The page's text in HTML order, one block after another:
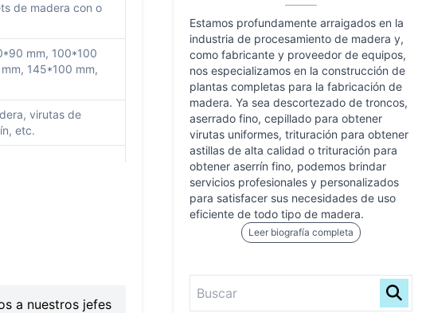
de madera con o
mm, 100*100
145*100 mm,
virutas de
etc.
a nuestros jefes
Estamos profundamente arraigados en la
industria de procesamiento de madera y,
como fabricante y proveedor de equipos,
nos especializamos en la construcción de
plantas completas para la fabricación de
madera. Ya sea descortezado de troncos,
aserrado fino, cepillado para obtener
virutas uniformes, trituración para obtener
astillas de alta calidad o trituración para
obtener aserrín fino, podemos brindar
servicios profesionales y personalizados
para satisfacer sus necesidades de uso
eficiente de todo tipo de madera.
Leer biografía completa